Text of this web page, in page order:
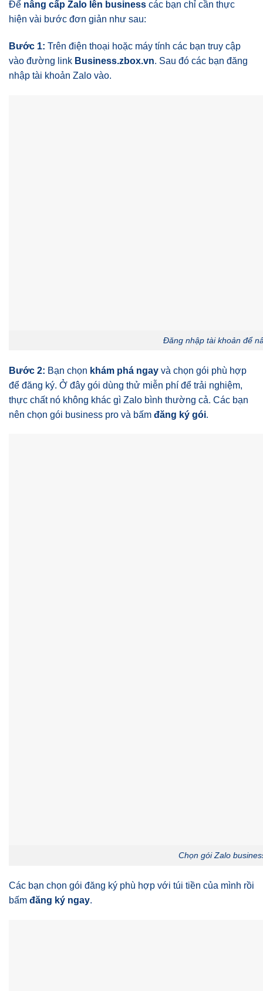
Để nâng cấp Zalo lên business các bạn chỉ cần thực
hiện vài bước đơn giản như sau:
Bước 1: Trên điện thoại hoặc máy tính các bạn truy cập
vào đường link Business.zbox.vn. Sau đó các bạn đăng
nhập tài khoản Zalo vào.
Đăng nhập tài khoản để
Bước 2: Bạn chọn khám phá ngay và chọn gói phù hợp
để đăng ký. Ở đây gói dùng thử miễn phí để trải nghiệm,
thực chất nó không khác gì Zalo bình thường cả. Các bạn
nên chọn gói business pro và bấm đăng ký gói.
Chọn gói Zalo
Các bạn chọn gói đăng ký phù hợp với túi tiền của mình rồi
bấm đăng ký ngay.